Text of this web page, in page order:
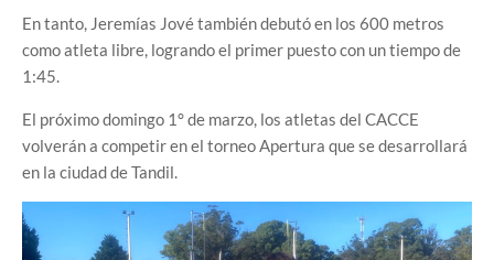
En tanto, Jeremías Jové también debutó en los 600 metros
como atleta libre, logrando el primer puesto con un tiempo de
1:45.
El próximo domingo 1° de marzo, los atletas del CACCE
volverán a competir en el torneo Apertura que se desarrollará
en la ciudad de Tandil.